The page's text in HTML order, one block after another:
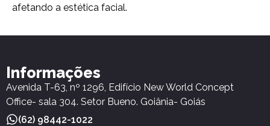
afetando a estética facial.
Informações
Avenida T-63, nº 1296, Edifício New World Concept
Office- sala 304. Setor Bueno. Goiânia- Goiás
(62) 98442-1022